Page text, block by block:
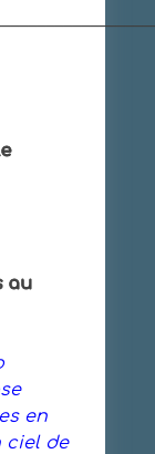
au
en
ciel de